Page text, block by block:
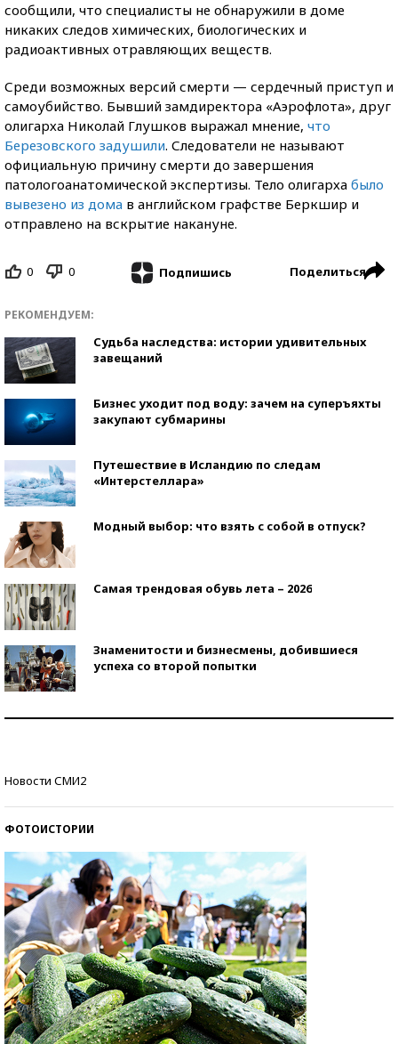
сообщили, что специалисты не обнаружили в доме
никаких следов химических, биологических и
радиоактивных отравляющих веществ.
Среди возможных версий смерти — сердечный приступ и
самоубийство. Бывший замдиректора «Аэрофлота», друг
олигарха Николай Глушков выражал мнение, что
Березовского задушили. Следователи не называют
официальную причину смерти до завершения
патологоанатомической экспертизы. Тело олигарха было
вывезено из дома в английском графстве Беркшир и
отправлено на вскрытие накануне.
0 0 Подпишись Поделиться
РЕКОМЕНДУЕМ:
Судьба наследства: истории удивительных
завещаний
Бизнес уходит под воду: зачем на суперъяхты
закупают субмарины
Путешествие в Исландию по следам
«Интерстеллара»
Модный выбор: что взять с собой в отпуск?
Самая трендовая обувь лета – 2026
Знаменитости и бизнесмены, добившиеся
успеха со второй попытки
Новости СМИ2
ФОТОИСТОРИИ